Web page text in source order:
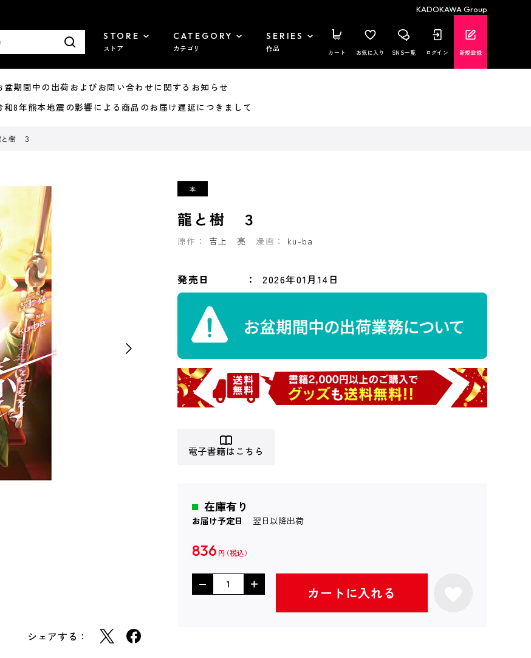
KADOKAWA Group
STORE
ストア
CATEGORY
カテゴリ
SERIES
作品 カート お気に入り SNS一覧 ログイン 新規登録
期間中の出荷およびお問い合わせに関するお知らせ
年熊本地震の影響による商品のお届け遅延につきまして
と樹 ３
シェアする：
龍と樹 ３
原作： 吉上 亮 漫画： ku-ba
発売日 2026年01月14日
電子書籍はこちら
在庫有り
お届け予定日 翌日以降出荷
836 円
カートに入れる